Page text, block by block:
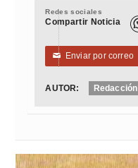
Redes sociales
Compartir Noticia
✉ Enviar por correo
AUTOR: Redacción